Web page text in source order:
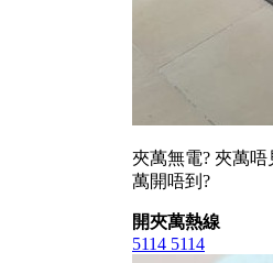
夾萬無電? 夾萬唔
萬開唔到?
開夾萬熱線
5114 5114